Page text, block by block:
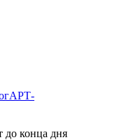
АРТ-
конца дня